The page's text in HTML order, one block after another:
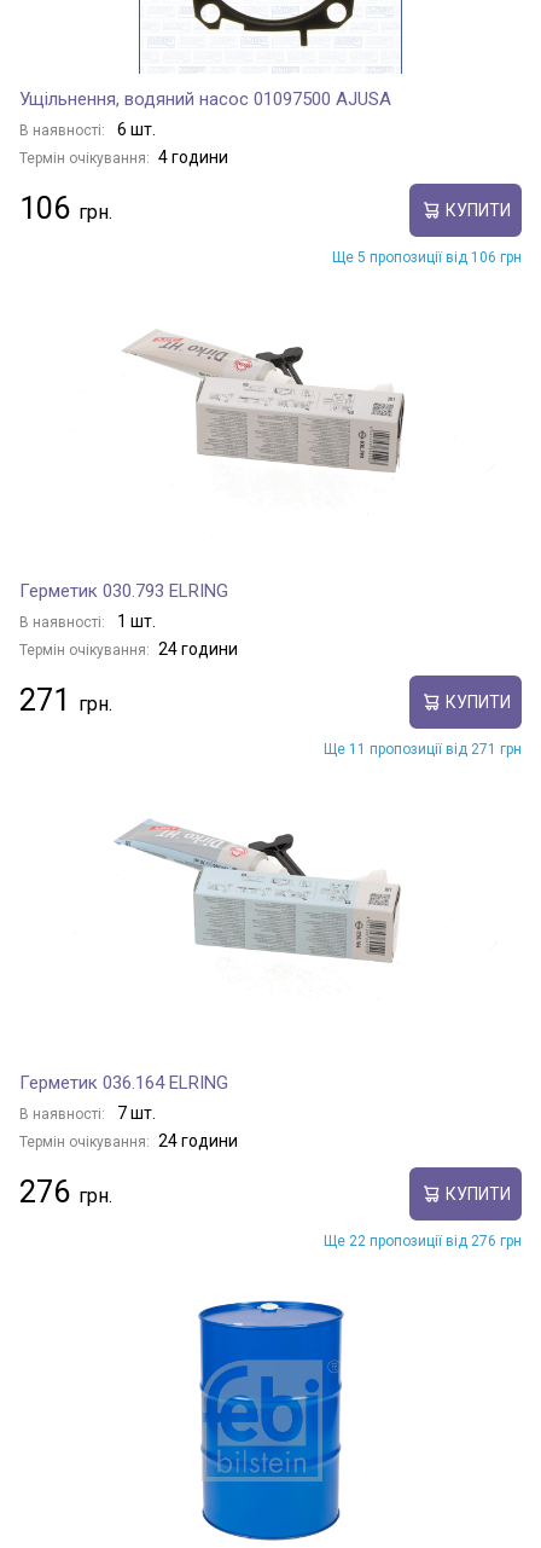
Ущільнення, водяний насос 01097500 AJUSA
В наявності: 6 шт.
Термін очікування: 4 години
106 КУПИТИ
Ще 5 пропозиції від 106 грн
Герметик 030.793 ELRING
В наявності: 1 шт.
Термін очікування: 24 години
271 КУПИТИ
Ще 11 пропозиції від 271 грн
Герметик 036.164 ELRING
В наявності: 7 шт.
Термін очікування: 24 години
276 КУПИТИ
Ще 22 пропозиції від 276 грн